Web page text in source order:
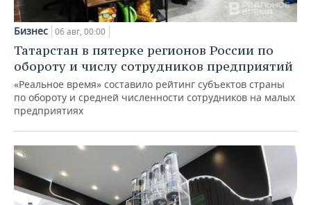
Бизнес 06 авг, 00:00
Татарстан в пятерке регионов России по
обороту и числу сотрудников предприятий
«Реальное время» составило рейтинг субъектов страны
по обороту и средней численности сотрудников на малых
предприятиях